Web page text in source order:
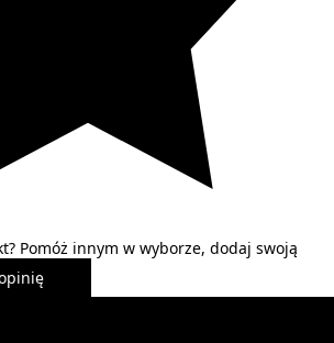
Pomóż innym w wyborze, dodaj swoją